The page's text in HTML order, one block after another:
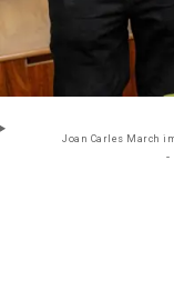
Joan Carles March
-